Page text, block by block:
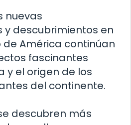
nuevas
y descubrimientos en
América continúan
fascinantes
y el origen de los
del continente.
descubren más